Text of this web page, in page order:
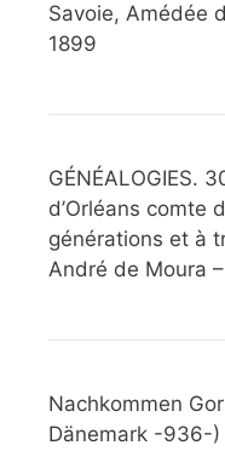
Savoie, Amédée
1899
GÉNÉALOGIES.
d’Orléans comte
générations et à
André de Moura
Nachkommen
Dänemark -936-)